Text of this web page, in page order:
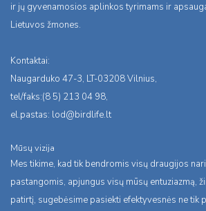
ir jų gyvenamosios aplinkos tyrimams ir
Lietuvos žmones.
Kontaktai:
Naugarduko 47-3, LT-03208 Vilnius,
tel/faks:(8 5) 213 04 98,
el.pastas: lod@birdlife.lt
Mūsų vizija
Mes tikime, kad tik bendromis visų draugijos
pastangomis, apjungus visų mūsų entuziazmą,
patirtį, sugebėsime pasiekti efektyvesnės ne tik